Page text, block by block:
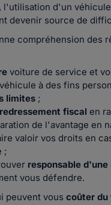
, l'utilisation d'un
devenir source de
compréhension des
voiture de service et
à des fins
limites ;
redressement fiscal en
de l'avantage en
valoir vos droits en
;
responsable
vous défendre.
peuvent vous coûter du